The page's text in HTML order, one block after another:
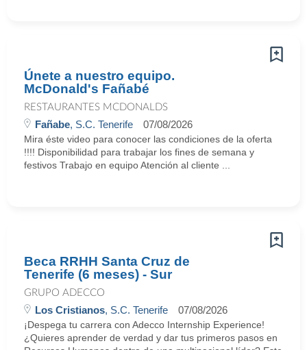
Únete a nuestro equipo.
McDonald's Fañabé
RESTAURANTES MCDONALDS
Fañabe, S.C. Tenerife 07/08/2026
Mira éste video para conocer las condiciones de la oferta
!!!! Disponibilidad para trabajar los fines de semana y
festivos Trabajo en equipo Atención al cliente ...
Beca RRHH Santa Cruz de
Tenerife (6 meses) - Sur
GRUPO ADECCO
Los Cristianos, S.C. Tenerife 07/08/2026
¡Despega tu carrera con Adecco Internship Experience!
¿Quieres aprender de verdad y dar tus primeros pasos en